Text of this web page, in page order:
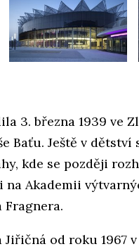
3. března 1939 ve
Baťu. Ještě v dětství
kde se později
Akademii
Fragnera.
od roku 1967